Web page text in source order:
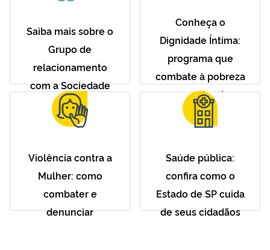
Saiba mais sobre o
Grupo de
relacionamento
com a Sociedade
Conheça o
Dignidade Íntima:
programa que
combate à pobreza
menstrual
Violência contra a
Mulher: como
combater e
denunciar
Saúde pública:
confira como o
Estado de SP cuida
de seus cidadãos